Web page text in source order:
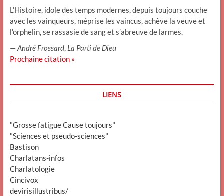
L’Histoire, idole des temps modernes, depuis toujours couche
avec les vainqueurs, méprise les vaincus, achève la veuve et
l’orphelin, se rassasie de sang et s’abreuve de larmes.
—André Frossard, La Parti de Dieu
Prochaine citation »
LIENS
"Grosse fatigue Cause toujours"
"Sciences et pseudo-sciences"
Bastison
Charlatans-infos
Charlatologie
Cincivox
devirisillustribus/